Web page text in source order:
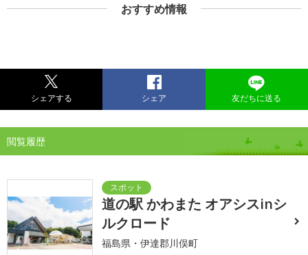
おすすめ情報
シェアする シェア 友だちに送る
閲覧履歴
道の駅 かわまた オアシスinシ
ルクロード
福島県・伊達郡川俣町